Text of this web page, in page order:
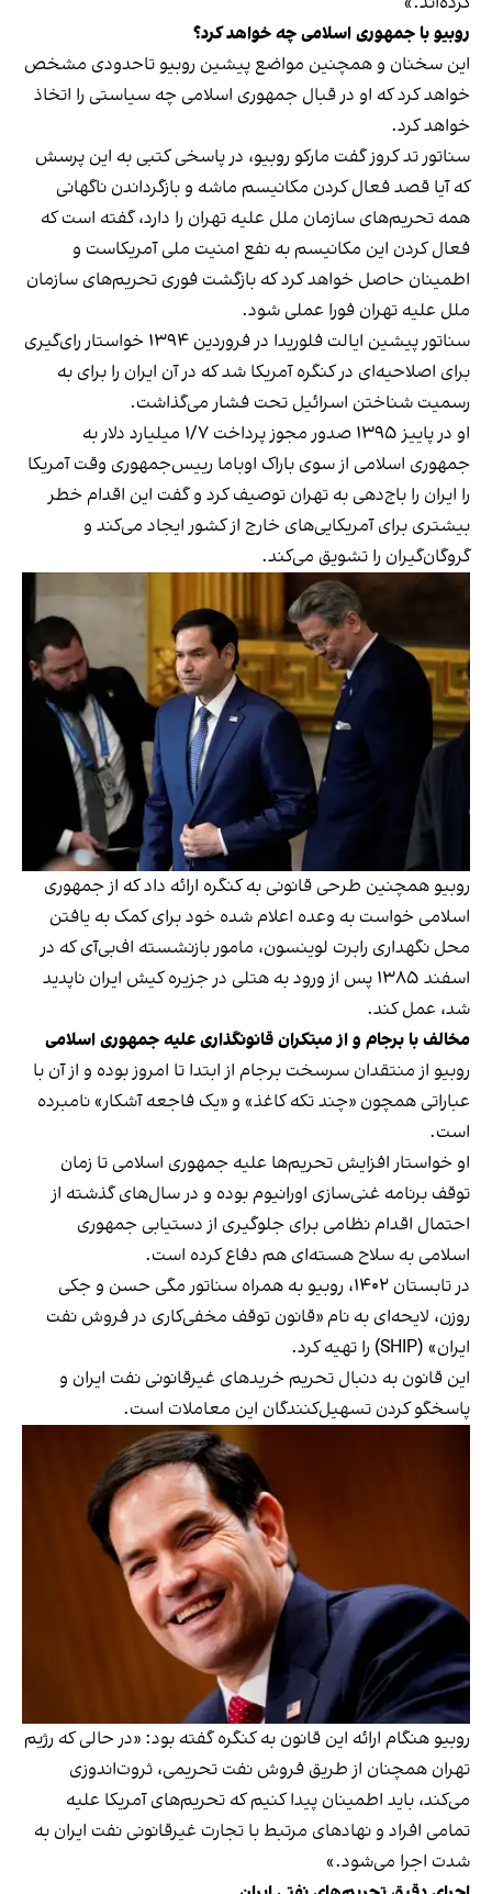
روبیو با جمهوری اسلامی چه خواهد کرد؟
این سخنان و همچنین مواضع پیشین روبیو تاحدودی مشخص
خواهد کرد که او در قبال جمهوری اسلامی چه سیاستی را اتخاذ
خواهد کرد.
سناتور تد کروز گفت مارکو روبیو، در پاسخی کتبی به این پرسش
که آیا قصد فعال کردن مکانیسم ماشه و بازگرداندن ناگهانی
همه تحریم‌های سازمان ملل علیه تهران را دارد، گفته است که
فعال کردن این مکانیسم به نفع امنیت ملی آمریکاست و
اطمینان حاصل خواهد کرد که بازگشت فوری تحریم‌های سازمان
ملل علیه تهران فورا عملی شود.
سناتور پیشین ایالت فلوریدا در فروردین ۱۳۹۴ خواستار رای‌گیری
برای اصلاحیه‌ای در کنگره آمریکا شد که در آن ایران را برای به
رسمیت شناختن اسرائیل تحت فشار می‌گذاشت.
او در پاییز ۱۳۹۵ صدور مجوز پرداخت ۱/۷ میلیارد دلار به
جمهوری اسلامی از سوی باراک اوباما رییس‌جمهوری وقت آمریکا
را ایران را باج‌دهی به تهران توصیف کرد و گفت این اقدام خطر
بیشتری برای آمریکایی‌های خارج از کشور ایجاد می‌کند و
گروگان‌گیران را تشویق می‌کند.
روبیو همچنین طرحی قانونی به کنگره ارائه داد که از جمهوری
اسلامی خواست به وعده اعلام شده خود برای کمک به یافتن
محل نگهداری رابرت لوینسون، مامور بازنشسته اف‌بی‌آی که در
اسفند ۱۳۸۵ پس از ورود به هتلی در جزیره کیش ایران ناپدید
شد، عمل کند.
مخالف با برجام و از مبتکران قانونگذاری علیه جمهوری اسلامی
روبیو از منتقدان سرسخت برجام از ابتدا تا امروز بوده و از آن با
عباراتی همچون «چند تکه‌ کاغذ» و «یک فاجعه آشکار» نامبرده
است.
او خواستار افزایش تحریم‌ها علیه جمهوری اسلامی تا زمان
توقف برنامه غنی‌سازی اورانیوم بوده و در سال‌های گذشته از
احتمال اقدام نظامی برای جلوگیری از دستیابی جمهوری
اسلامی به سلاح هسته‌ای هم دفاع کرده است.
در تابستان ۱۴۰۲، روبیو به همراه سناتور مگی حسن و جکی
روزن، لایحه‌ای به نام «قانون توقف مخفی‌کاری در فروش نفت
ایران» (SHIP) را تهیه کرد.
این قانون به دنبال تحریم خریدهای غیرقانونی نفت ایران و
پاسخگو کردن تسهیل‌کنندگان این معاملات است.
روبیو هنگام ارائه این قانون به کنگره گفته بود: «در حالی که رژیم
تهران همچنان از طریق فروش نفت تحریمی، ثروت‌اندوزی
می‌کند، باید اطمینان پیدا کنیم که تحریم‌های آمریکا علیه
تمامی افراد و نهادهای مرتبط با تجارت غیرقانونی نفت ایران به
شدت اجرا می‌شود.»